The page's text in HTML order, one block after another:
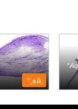
º¸±â